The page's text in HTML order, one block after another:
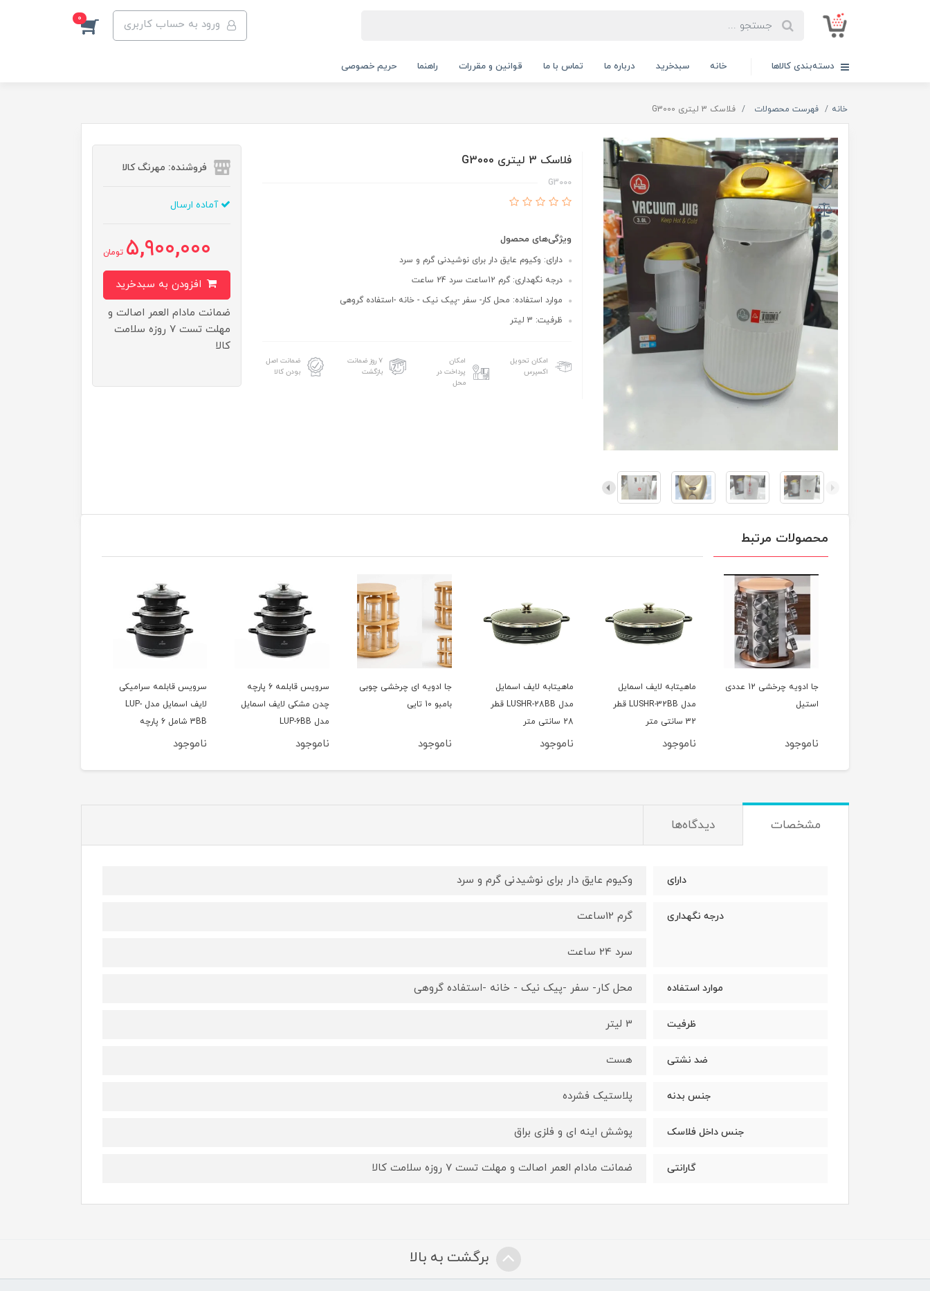
ورود به حساب کاربری 0
دسته‌بندی کالاها خانه سبدخرید درباره ما تماس با ما قوانین و مقررات راهنما حریم خصوصی
خانه فهرست محصولات فلاسک 3 لیتری G3000
فلاسک 3 لیتری G3000
G3000
ویژگی‌های محصول
دارای: وکیوم عایق دار برای نوشیدنی گرم و سرد
درجه نگهداری: گرم 12ساعت سرد 24 ساعت
موارد استفاده: محل کار- سفر -پیک نیک - خانه -استفاده گروهی
ظرفیت: 3 لیتر
امکان تحویل
اکسپرس
امکان
پرداخت در
محل
۷ روز ضمانت
بازگشت
ضمانت اصل
بودن کالا
فروشنده: مهرنگ کالا
آماده ارسال
5,900,000 تومان
ضمانت مادام العمر اصالت و
مهلت تست ۷ روزه سلامت
کالا
محصولات مرتبط
ماهیتابه لایف اسمایل
ناموجود
ماهیتابه لایف اسمایل
مدل LUSHR-28BB قطر
28 سانتی متر
ناموجود
جا ادویه ای چرخشی چوبی
بامبو 10 تایی
ناموجود
سرویس قابلمه 6 پارچه
چدن مشکی لایف اسمایل
ناموجود
سرویس قابلمه سرامیکی
لایف اسمایل مدل LUP-
3BB شامل 6 پارچه
ناموجود
تابه چدن دسینی سایز 40
ناموجود
مشخصات دیدگاه‌ها
دارای وکیوم عایق دار برای نوشیدنی گرم و سرد
درجه نگهداری گرم 12ساعت
سرد 24 ساعت
موارد استفاده محل کار- سفر -پیک نیک - خانه -استفاده گروهی
ظرفیت 3 لیتر
ضد نشتی هست
جنس بدنه پلاستیک فشرده
جنس داخل فلاسک پوشش اینه ای و فلزی براق
گارانتی ضمانت مادام العمر اصالت و مهلت تست ۷ روزه سلامت کالا
برگشت به بالا